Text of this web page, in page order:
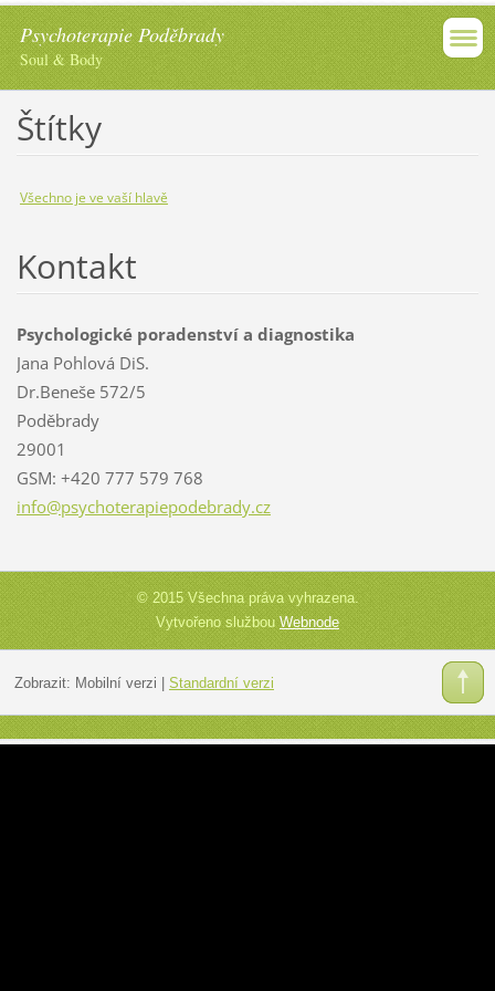
Psychoterapie Poděbrady
Soul & Body
Štítky
Všechno je ve vaší hlavě
Kontakt
Psychologické poradenství a diagnostika
Jana Pohlová DiS.
Dr.Beneše 572/5
Poděbrady
29001
GSM: +420 777 579 768
info@psychoterapiepodebrady.cz
© 2015 Všechna práva vyhrazena.
Vytvořeno službouWebnode
Zobrazit: Mobilní verzi Standardní verzi